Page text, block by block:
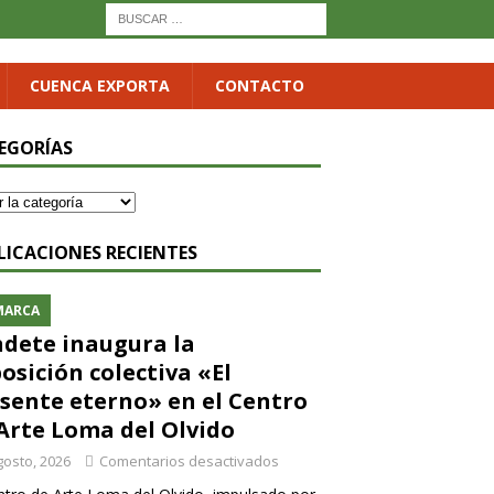
CUENCA EXPORTA CONTACTO
RECIENTES
inaugura la
colectiva «El
eterno» en el Centro
Loma del Olvido
2026 Comentarios desactivados